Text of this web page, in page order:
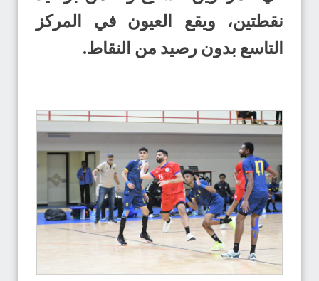
نقطتين، ويقع العيون في المركز
التاسع بدون رصيد من النقاط.